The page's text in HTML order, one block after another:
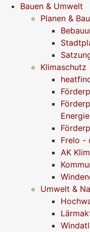
Bauen & Umwelt
Planen &
Klimaschutz
Frelo -
AK
Umwelt &